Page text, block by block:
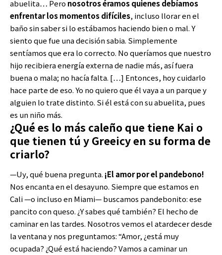
abuelita… Pero nosotros éramos quienes debíamos
enfrentar los momentos difíciles, incluso llorar en el
baño sin saber si lo estábamos haciendo bien o mal. Y
siento que fue una decisión sabia. Simplemente
sentíamos que era lo correcto. No queríamos que nuestro
hijo recibiera energía externa de nadie más, así fuera
buena o mala; no hacía falta. […] Entonces, hoy cuidarlo
hace parte de eso. Yo no quiero que él vaya a un parque y
alguien lo trate distinto. Si él está con su abuelita, pues
es un niño más.
¿Qué es lo más caleño que tiene Kai o
que tienen tú y Greeicy en su forma de
criarlo?
—Uy, qué buena pregunta. ¡El amor por el pandebono!
Nos encanta en el desayuno. Siempre que estamos en
Cali —o incluso en Miami— buscamos pandebonito: ese
pancito con queso. ¿Y sabes qué también? El hecho de
caminar en las tardes. Nosotros vemos el atardecer desde
la ventana y nos preguntamos: “Amor, ¿está muy
ocupada? ¿Qué está haciendo? Vamos a caminar un